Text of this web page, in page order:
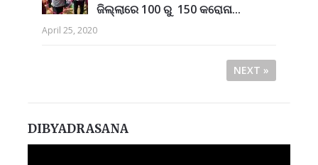
ଜିଲ୍ଲାରେ 100 ରୁ 150 କରୋନା...
April 25, 2020
NEXT »
DIBYADRASANA